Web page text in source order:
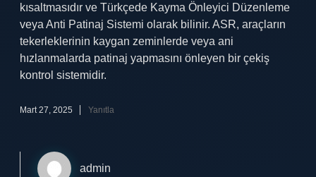
kısaltmasıdır ve Türkçede Kayma Önleyici Düzenleme
veya Anti Patinaj Sistemi olarak bilinir. ASR, araçların
tekerleklerinin kaygan zeminlerde veya ani
hızlanmalarda patinaj yapmasını önleyen bir çekiş
kontrol sistemidir.
Mart 27, 2025 Yanıtla
admin